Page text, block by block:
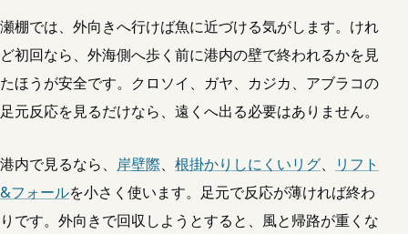
瀬棚では、外向きへ行けば魚に近づける気がします。けれ
ど初回なら、外海側へ歩く前に港内の壁で終われるかを見
たほうが安全です。クロソイ、ガヤ、カジカ、アブラコの
足元反応を見るだけなら、遠くへ出る必要はありません。
港内で見るなら、 岸壁際、 根掛かりしにくいリグ、
リフト
&フォールを小さく使います。足元で反応が薄ければ終わ
りです。外向きで回収しようとすると、風と帰路が重くな